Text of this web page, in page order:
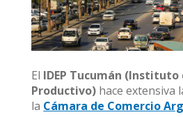
El IDEP Tucumán
Productivo) hace extensiva
la Cámara de Comercio